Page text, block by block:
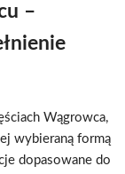
–
Wągrowca,
wybieraną formą
dopasowane do